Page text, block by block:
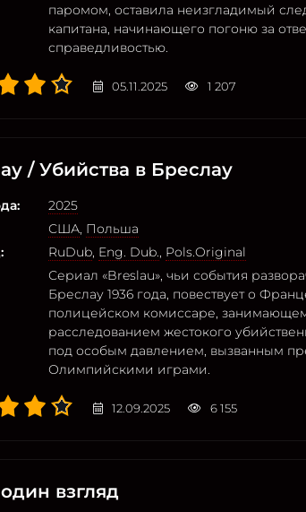
паромом, оставила неизгладимый
капитана, начинающего погоню за
справедливостью.
05.11.2025 1 207
/ Убийства в Бреслау
2025
США, Польша
RuDub, Eng. Dub., Pols.Original
Сериал «Breslau», чьи события
Бреслау 1936 года, повествует о
полицейском комиссаре,
расследованием жестокого
под особым давлением, вызванным
Олимпийскими играми.
12.09.2025 6 155
взгляд